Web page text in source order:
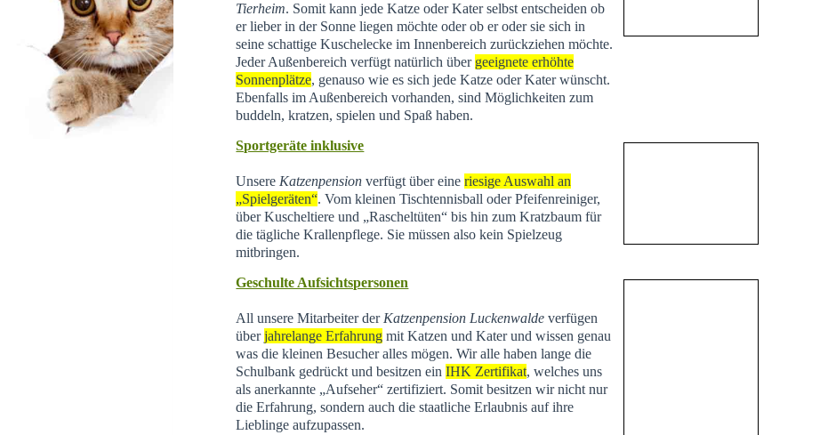
Tierheim. Somit kann jede Katze oder Kater selbst entscheiden ob
er lieber in der Sonne liegen möchte oder ob er oder sie sich in
seine schattige Kuschelecke im Innenbereich zurückziehen möchte.
Jeder Außenbereich verfügt natürlich über geeignete erhöhte
Sonnenplätze, genauso wie es sich jede Katze oder Kater wünscht.
Ebenfalls im Außenbereich vorhanden, sind Möglichkeiten zum
buddeln, kratzen, spielen und Spaß haben.
Sportgeräte inklusive
Unsere Katzenpension verfügt über eineriesige Auswahl an
„Spielgeräten“. Vom kleinen Tischtennisball oder Pfeifenreiniger,
über Kuscheltiere und „Rascheltüten“ bis hin zum Kratzbaum für
die tägliche Krallenpflege. Sie müssen also kein Spielzeug
mitbringen.
Geschulte Aufsichtspersonen
All unsere Mitarbeiter der Katzenpension Luckenwalde verfügen
überjahrelange Erfahrung mit Katzen und Kater und wissen genau
was die kleinen Besucher alles mögen. Wir alle haben lange die
Schulbank gedrückt und besitzen einIHK Zertifikat, welches uns
als anerkannte „Aufseher“ zertifiziert. Somit besitzen wir nicht nur
die Erfahrung, sondern auch die staatliche Erlaubnis auf ihre
Lieblinge aufzupassen.